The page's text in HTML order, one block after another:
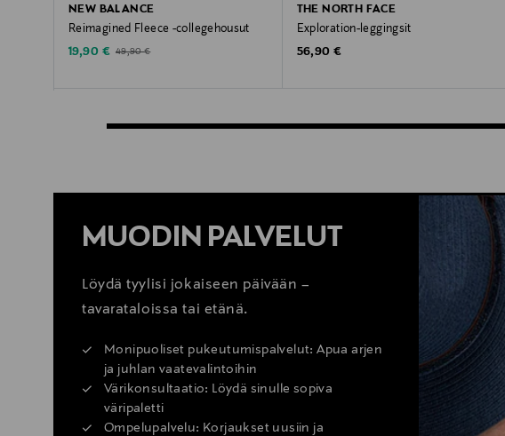
NEW BALANCE
Reimagined Fleece -collegehousut
Discounted Price
19,90 € Original Price
49,90 €
THE NORTH FACE
Exploration-leggingsit
Original Price
56,90 €
MUODIN PALVELUT
Löydä tyylisi jokaiseen päivään –
tavarataloissa tai etänä.
Monipuoliset pukeutumispalvelut: Apua arjen
ja juhlan vaatevalintoihin
Värikonsultaatio: Löydä sinulle sopiva
väripaletti
Ompelupalvelu: Korjaukset uusiin ja